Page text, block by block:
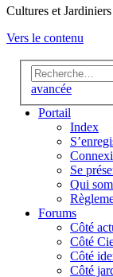
Cultures et
Vers le contenu
avancée
Portail
Index
Se
Qui
Forums
Côté
Côté
Côté
Côté